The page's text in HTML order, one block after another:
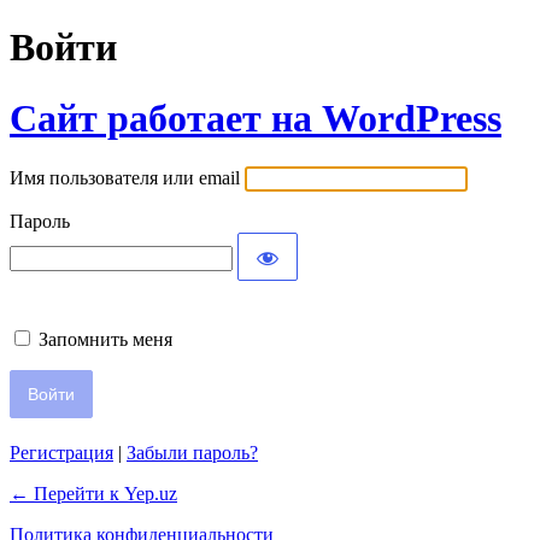
Войти
Сайт работает на WordPress
Имя пользователя или email
Пароль
Запомнить меня
Регистрация | Забыли пароль?
← Перейти к Yep.uz
Политика конфиденциальности